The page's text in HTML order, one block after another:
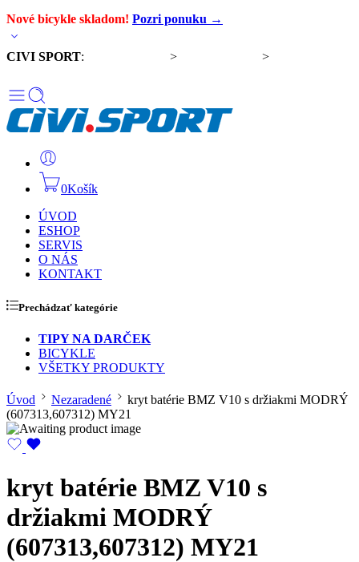
Nové bicykle skladom! Pozri ponuku →
CIVI SPORT: > >
0Košík
ÚVOD
ESHOP
SERVIS
O NÁS
KONTAKT
Prechádzať kategórie
TIPY NA DARČEK
BICYKLE
VŠETKY PRODUKTY
Úvod Nezaradené
kryt batérie BMZ V10 s držiakmi MODRÝ
(607313,607312) MY21
kryt batérie BMZ V10 s
držiakmi MODRÝ
(607313,607312) MY21